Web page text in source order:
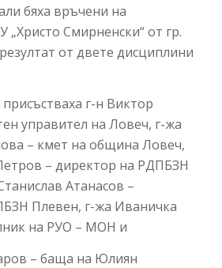
бяха връчени на
„Христо Смирненски“ от гр.
от двете дисциплини
г-н Виктор
управител на Ловеч, г-жа
– кмет на община Ловеч,
– директор на РДПБЗН
Атанасов –
Плевен, г-жа Иваничка
на РУО – МОН и
– баща на Юлиян